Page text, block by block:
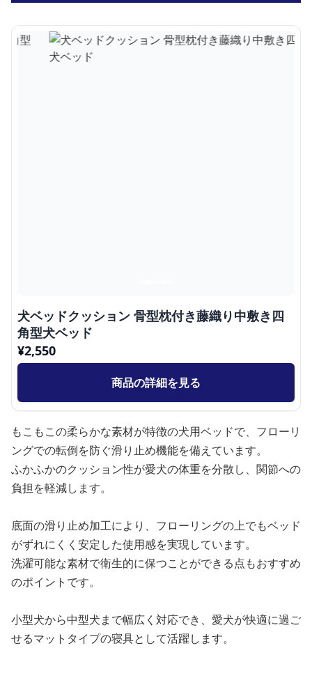
犬ベッドクッション 骨型枕付き藤織り中敷き四
角型犬ベッド
¥2,550
商品の詳細を見る
もこもこの柔らかな素材が特徴の犬用ベッドで、フローリ
ングでの転倒を防ぐ滑り止め機能を備えています。
ふかふかのクッション性が愛犬の体重を分散し、関節への
負担を軽減します。
底面の滑り止め加工により、フローリングの上でもベッド
がずれにくく安定した使用感を実現しています。
洗濯可能な素材で衛生的に保つことができる点もおすすめ
のポイントです。
小型犬から中型犬まで幅広く対応でき、愛犬が快適に過ご
せるマットタイプの寝具として活躍します。